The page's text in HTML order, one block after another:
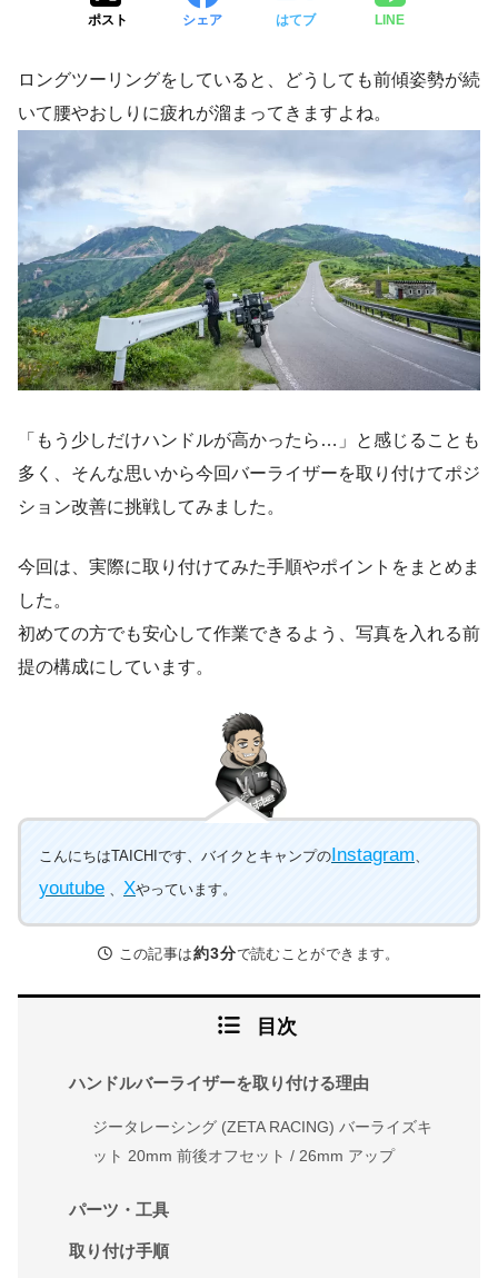
ポスト シェア はてブ LINE
ロングツーリングをしていると、どうしても前傾姿勢が続
いて腰やおしりに疲れが溜まってきますよね。
「もう少しだけハンドルが高かったら…」と感じることも
多く、そんな思いから今回バーライザーを取り付けてポジ
ション改善に挑戦してみました。
今回は、実際に取り付けてみた手順やポイントをまとめま
した。
初めての方でも安心して作業できるよう、写真を入れる前
提の構成にしています。
こんにちはTAICHIです、バイクとキャンプのInstagram
youtube Xやっています。
この記事は約3分で読むことができます。
目次
ハンドルバーライザーを取り付ける理由
ジータレーシング (ZETA RACING) バーライズキ
ット 20mm 前後オフセット / 26mm アップ
パーツ・工具
取り付け手順